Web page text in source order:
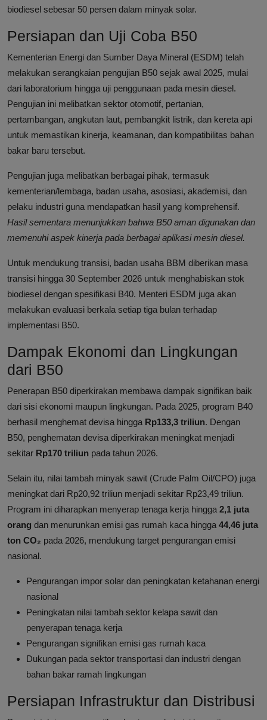
biodiesel sebesar 50 persen dalam minyak solar.
Persiapan dan Uji Coba B50
Kementerian Energi dan Sumber Daya Mineral (ESDM) telah
melakukan serangkaian pengujian B50 sejak awal 2025, mulai
dari laboratorium hingga uji penggunaan pada mesin diesel.
Pengujian ini melibatkan sektor otomotif, pertanian,
pertambangan, angkutan laut, pembangkit listrik, dan kereta api
untuk memastikan kinerja, keamanan, dan kompatibilitas bahan
bakar baru tersebut.
Pengujian juga melibatkan berbagai pihak, termasuk
kementerian/lembaga, badan usaha, asosiasi, akademisi, dan
pelaku industri guna mendapatkan hasil yang komprehensif.
Hasil sementara menunjukkan bahwa B50 aman digunakan dan
memenuhi aspek kinerja pada berbagai aplikasi mesin diesel.
Untuk mendukung transisi, badan usaha BBM diberikan masa
transisi hingga 30 September 2026 untuk menghabiskan stok
biodiesel dengan spesifikasi B40. Menteri ESDM juga akan
melakukan evaluasi berkala setiap tiga bulan terhadap
implementasi B50.
Dampak Ekonomi dan Lingkungan
dari B50
Penerapan B50 diperkirakan membawa dampak signifikan baik
dari sisi ekonomi maupun lingkungan. Pada 2025, program B40
berhasil menghemat devisa hingga Rp133,3 triliun. Dengan
B50, penghematan devisa diperkirakan meningkat menjadi
sekitar Rp170 triliun pada tahun 2026.
Selain itu, nilai tambah minyak sawit (Crude Palm Oil/CPO) juga
meningkat dari Rp20,92 triliun menjadi sekitar Rp23,49 triliun.
Program ini diharapkan menyerap tenaga kerja hingga 2,1 juta
orang dan menurunkan emisi gas rumah kaca hingga 44,46 juta
ton CO₂ pada 2026, mendukung target pengurangan emisi
nasional.
Pengurangan impor solar dan peningkatan ketahanan energi
nasional
Peningkatan nilai tambah sektor kelapa sawit dan
penyerapan tenaga kerja
Pengurangan signifikan emisi gas rumah kaca
Dukungan pada sektor transportasi dan industri dengan
bahan bakar ramah lingkungan
Persiapan Infrastruktur dan Distribusi